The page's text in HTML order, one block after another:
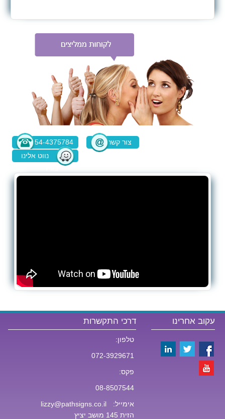
054-4375784
צור קשר
נווט אלינו
עקוב אחרינו דרכי התקשרות
טלפון:
072-3929671
פקס:
08-8507544
אימייל:
lizzy@pathsigns.co.il
הזית 145 מושב יציץ